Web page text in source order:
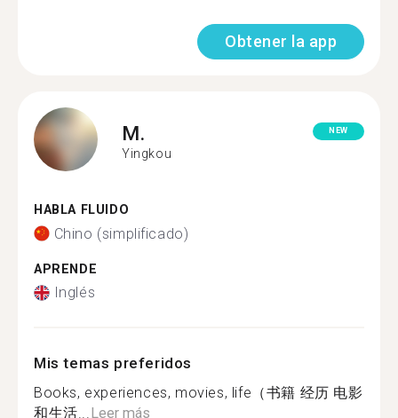
Obtener la app
M.
Yingkou
NEW
HABLA FLUIDO
Chino (simplificado)
APRENDE
Inglés
Mis temas preferidos
Books, experiences, movies, life（书籍 经历 电影
和生活...Leer más